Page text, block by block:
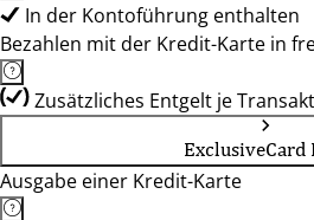
In der Kontoführung enthalten
Bezahlen mit der Kredit-Karte in
Zusätzliches Entgelt je
ExclusiveCard
Ausgabe einer Kredit-Karte